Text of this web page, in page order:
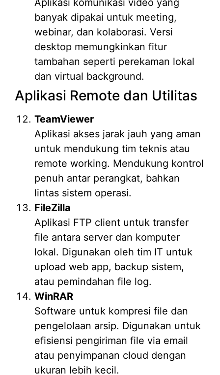
banyak dipakai untuk meeting,
webinar, dan kolaborasi. Versi
desktop memungkinkan fitur
tambahan seperti perekaman lokal
dan virtual background.
Aplikasi Remote dan Utilitas
TeamViewer
Aplikasi akses jarak jauh yang aman
untuk mendukung tim teknis atau
remote working. Mendukung kontrol
penuh antar perangkat, bahkan
lintas sistem operasi.
FileZilla
Aplikasi FTP client untuk transfer
file antara server dan komputer
lokal. Digunakan oleh tim IT untuk
upload web app, backup sistem,
atau pemindahan file log.
WinRAR
Software untuk kompresi file dan
pengelolaan arsip. Digunakan untuk
efisiensi pengiriman file via email
atau penyimpanan cloud dengan
ukuran lebih kecil.